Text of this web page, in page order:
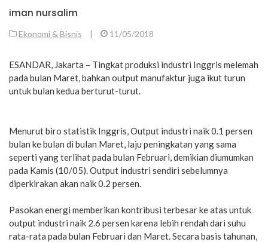
iman nursalim
Ekonomi & Bisnis | 11/05/2018
ESANDAR, Jakarta – Tingkat produksi industri Inggris melemah
pada bulan Maret, bahkan output manufaktur juga ikut turun
untuk bulan kedua berturut-turut.
Menurut biro statistik Inggris, Output industri naik 0.1 persen
bulan ke bulan di bulan Maret, laju peningkatan yang sama
seperti yang terlihat pada bulan Februari, demikian diumumkan
pada Kamis (10/05). Output industri sendiri sebelumnya
diperkirakan akan naik 0.2 persen.
Pasokan energi memberikan kontribusi terbesar ke atas untuk
output industri naik 2.6 persen karena lebih rendah dari suhu
rata-rata pada bulan Februari dan Maret. Secara basis tahunan,